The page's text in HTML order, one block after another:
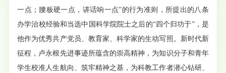
一点；腰板硬一点，讲话响一点”的行为准则，所提出的八条
办学治校经验和当选中国科学院院士之后的“四个归功于”，是
他作为优秀共产党员、教育家、科学家的生动写照。新时代新
征程，卢永根先进事迹所蕴含的崇高精神，为知识分子和青年
学生校准人生航向、筑牢精神之基，为科教工作者潜心钻研、